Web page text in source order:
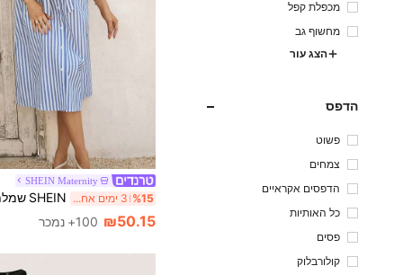
מכפלת קפל
מחשוף גב
הצג עור
הדפס
פשוט
צמחים
הדפסים אקראיים
כל האותיות
פסים
קולורבלוק
SHEIN Maternity
%15 3 ימים אחרונים
₪50.15 100+ נמכר